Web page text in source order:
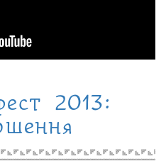
2013: